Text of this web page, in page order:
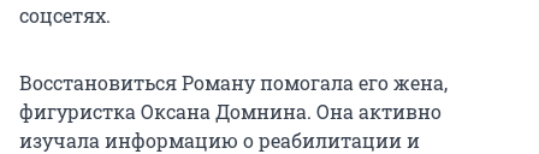
соцсетях.
Восстановиться Роману помогала его жена,
фигуристка Оксана Домнина. Она активно
изучала информацию о реабилитации и